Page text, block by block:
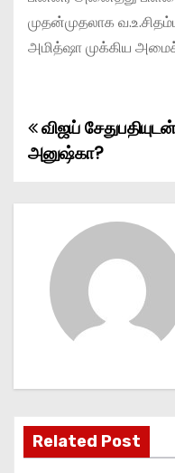
முதன்முதலாக
அமித்ஷா முக்கிய
P
o
s
i
g
விஜய்
அனுஷ்கா?
Related Post